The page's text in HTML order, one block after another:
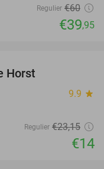
Regulier €60
€39,95
Horst
9.9 star
Regulier €23,15
€14